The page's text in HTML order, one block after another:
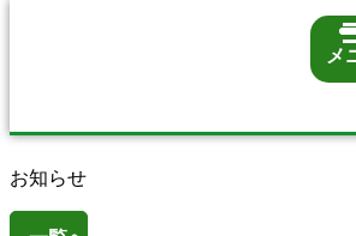
メ
お知らせ